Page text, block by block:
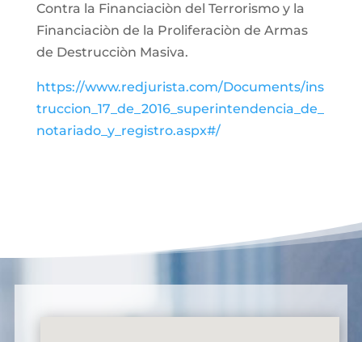
Contra la Financiaciòn del Terrorismo y la
Financiaciòn de la Proliferaciòn de Armas
de Destrucciòn Masiva.
https://www.redjurista.com/Documents/ins
truccion_17_de_2016_superintendencia_de_
notariado_y_registro.aspx#/